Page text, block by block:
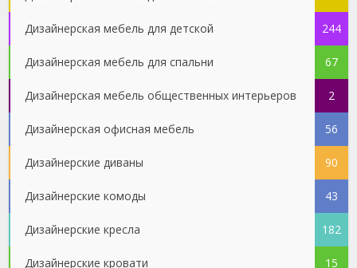
Дизайнерская мебель для детской 244
Дизайнерская мебель для спальни 67
Дизайнерская мебель общественных интерьеров 2
Дизайнерская офисная мебель 56
Дизайнерские диваны 90
Дизайнерские комоды 43
Дизайнерские кресла 182
Дизайнерские кровати 15